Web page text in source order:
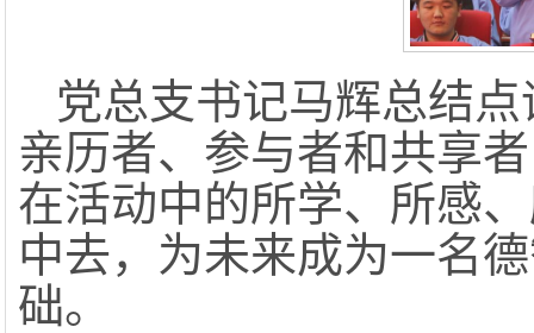
党总支书记马辉总结
亲历者、参与者和共享
在活动中的所学、所感
中去，为未来成为一名
础。